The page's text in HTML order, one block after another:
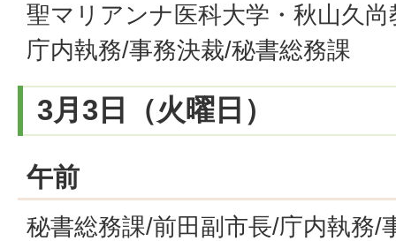
聖マリアンナ医科大学・秋山久
庁内執務/事務決裁/秘書総務課
3月3日（火曜日）
午前
秘書総務課/前田副市長/庁内執務/